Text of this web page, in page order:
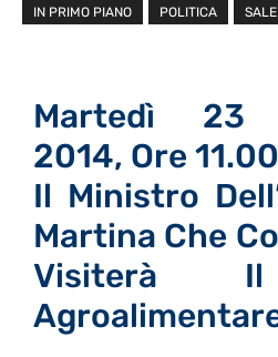
IN PRIMO PIANO
POLITICA
Martedì 23
2014, Ore
Il Ministro
Martina Che
Visiterà